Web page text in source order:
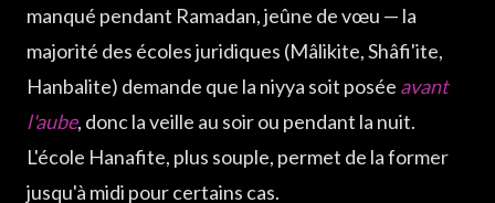
manqué pendant Ramadan, jeûne de vœu — la
majorité des écoles juridiques (Mâlikite, Shâfi'ite,
Hanbalite) demande que la niyya soit posée avant
l'aube, donc la veille au soir ou pendant la nuit.
L'école Hanafite, plus souple, permet de la former
jusqu'à midi pour certains cas.